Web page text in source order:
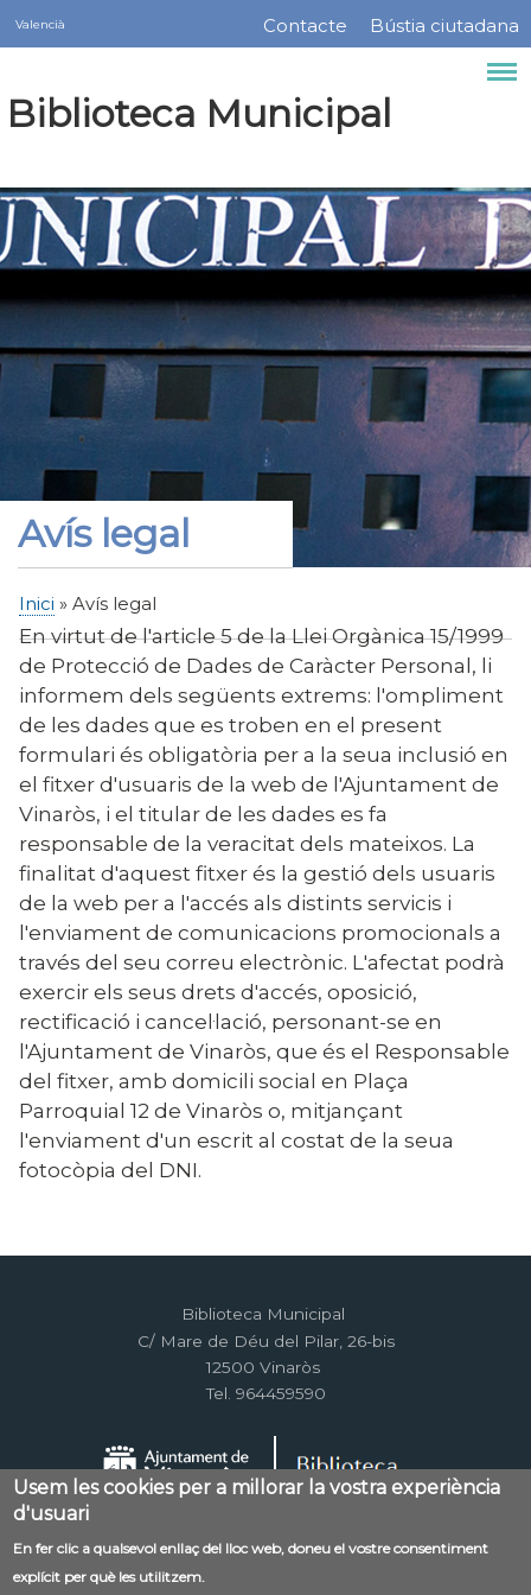
Vés
al
Valencià
Menú
superior
Contacte Bústia ciutadana
Biblioteca Municipal
Avís legal
Fil
d'Ariadna
Inici Avís legal
En virtut de l'article 5 de la Llei Orgànica 15/1999
de Protecció de Dades de Caràcter Personal, li
informem dels següents extrems: l'ompliment
de les dades que es troben en el present
formulari és obligatòria per a la seua inclusió en
el fitxer d'usuaris de la web de l'Ajuntament de
Vinaròs, i el titular de les dades es fa
responsable de la veracitat dels mateixos. La
finalitat d'aquest fitxer és la gestió dels usuaris
de la web per a l'accés als distints servicis i
l'enviament de comunicacions promocionals a
través del seu correu electrònic. L'afectat podrà
exercir els seus drets d'accés, oposició,
rectificació i cancel·lació, personant-se en
l'Ajuntament de Vinaròs, que és el Responsable
del fitxer, amb domicili social en Plaça
Parroquial 12 de Vinaròs o, mitjançant
l'enviament d'un escrit al costat de la seua
fotocòpia del DNI.
Biblioteca Municipal
C/ Mare de Déu del Pilar, 26-bis
12500 Vinaròs
Tel. 964459590
Menú
Contacte Avís legal
Usem les cookies per a millorar la vostra experiència
d'usuari
En fer clic a qualsevol enllaç del lloc web, doneu el vostre consentiment
explícit per què les utilitzem.